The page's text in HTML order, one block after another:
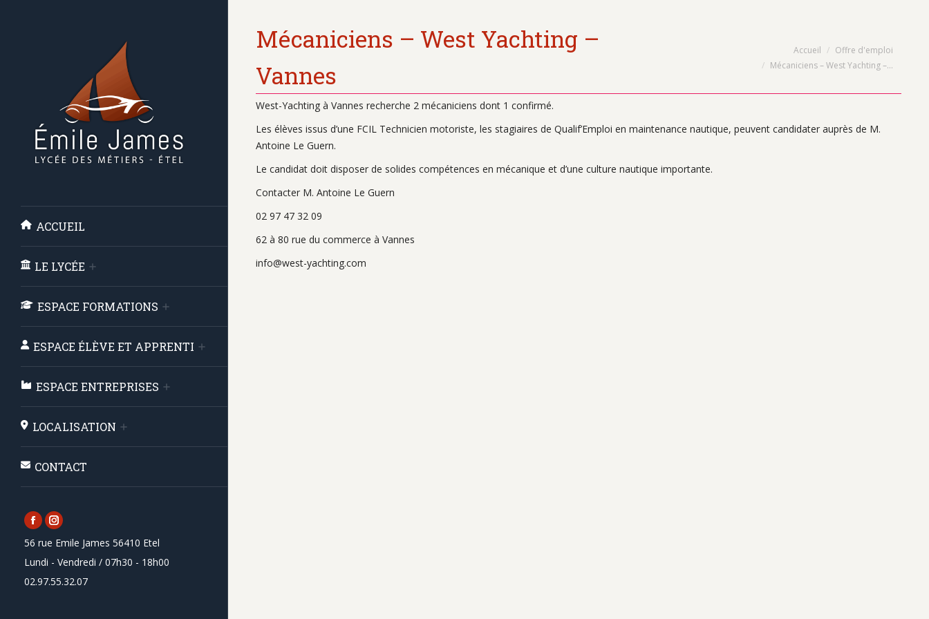
ACCUEIL
LE LYCÉE
ESPACE FORMATIONS
ESPACE ÉLÈVE ET APPRENTI
ESPACE ENTREPRISES
LOCALISATION
CONTACT
Facebook
page
opens
in
Instagram
page
opens
in
56 rue Emile James 56410 Etel
Lundi - Vendredi / 07h30 - 18h00
02.97.55.32.07
Mécaniciens – West Yachting –
Vannes
Accueil
Offre d'emploi
Mécaniciens – West Yachting –…
West-Yachting à Vannes recherche 2 mécaniciens dont 1 confirmé.
Les élèves issus d’une FCIL Technicien motoriste, les stagiaires de Qualif’Emploi en maintenance nautique, peuvent candidater auprès de M.
Antoine Le Guern.
Le candidat doit disposer de solides compétences en mécanique et d’une culture nautique importante.
Contacter M. Antoine Le Guern
02 97 47 32 09
62 à 80 rue du commerce à Vannes
info@west-yachting.com